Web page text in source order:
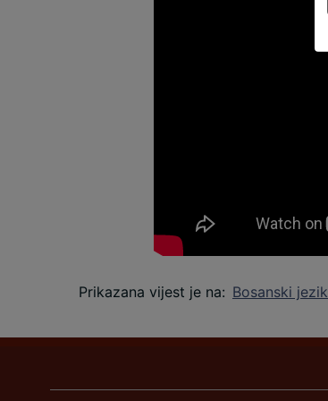
Prikazana vijest je na: Bosanski jezik